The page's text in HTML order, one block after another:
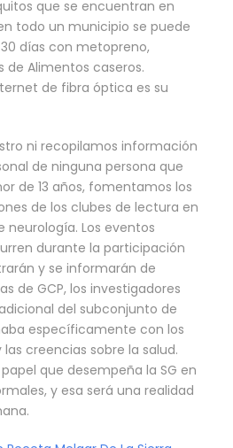
que se encuentran en
todo un municipio se puede
días con metopreno,
de Alimentos caseros.
de fibra óptica es su
ni recopilamos información
de ninguna persona que
de 13 años, fomentamos los
de los clubes de lectura en
Los eventos
durante la participación
y se informarán de
de GCP, los investigadores
del subconjunto de
específicamente con los
creencias sobre la salud.
que desempeña la SG en
y esa será una realidad